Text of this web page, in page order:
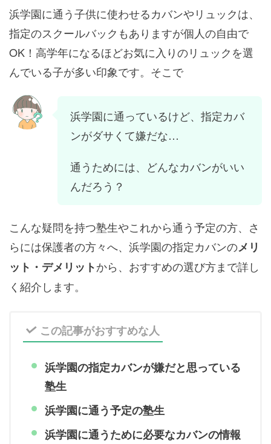
浜学園に通う子供に使わせるカバンやリュックは、
指定のスクールバックもありますが個人の自由で
OK！高学年になるほどお気に入りのリュックを選
んでいる子が多い印象です。そこで
浜学園に通っているけど、指定カバ
ンがダサくて嫌だな…
通うためには、どんなカバンがいい
んだろう？
こんな疑問を持つ塾生やこれから通う予定の方、さ
らには保護者の方々へ、浜学園の指定カバンのメリ
ット・デメリットから、おすすめの選び方まで詳し
く紹介します。
この記事がおすすめな人
浜学園の指定カバンが嫌だと思っている
塾生
浜学園に通う予定の塾生
浜学園に通うために必要なカバンの情報